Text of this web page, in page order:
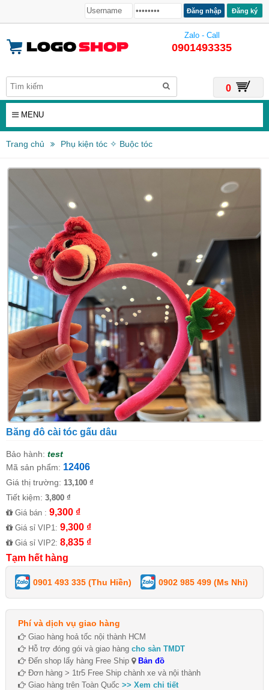
Đăng ký
Zalo - Call
0901493335
0
MENU
Trang chủ Phụ kiện tóc ✧ Buộc tóc
Băng đô cài tóc gấu dâu
Bảo hành: test
Mã sản phẩm: 12406
Giá thị trường: 13,100 ₫
Tiết kiệm: 3,800 ₫
Giá bán : 9,300 ₫
Giá sỉ VIP1: 9,300 ₫
Giá sỉ VIP2: 8,835 ₫
Tạm hết hàng
0901 493 335 (Thu Hiền) 0902 985 499 (Ms Nhi)
Phí và dịch vụ giao hàng
Giao hàng hoả tốc nội thành HCM
Hỗ trợ đóng gói và giao hàng cho sàn TMDT
Đến shop lấy hàng Free Ship
Bản đồ
Đơn hàng > 1tr5 Free Ship chành xe và nội thành
Giao hàng trên Toàn Quốc >> Xem chi tiết